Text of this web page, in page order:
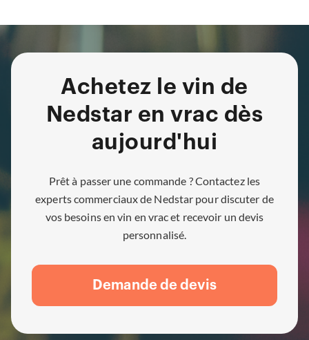
Achetez le vin de
Nedstar en vrac dès
aujourd'hui
Prêt à passer une commande ? Contactez les
experts commerciaux de Nedstar pour discuter de
vos besoins en vin en vrac et recevoir un devis
personnalisé.
Demande de devis